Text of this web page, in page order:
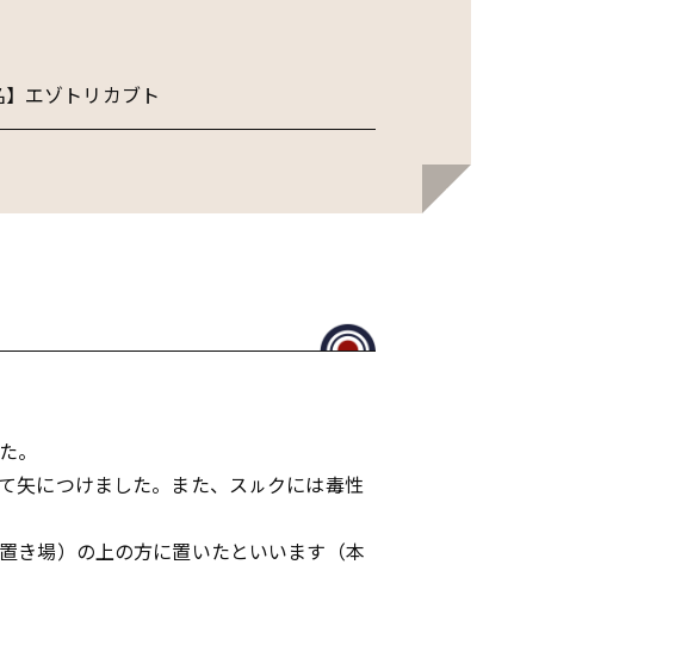
】エゾトリカブト
。
矢につけました。また、スㇽクには毒性
き場）の上の方に置いたといいます（本